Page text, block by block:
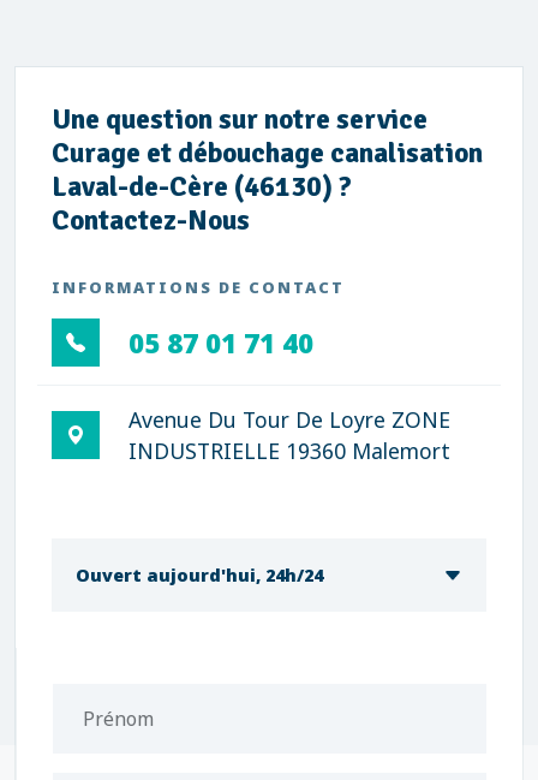
Une question sur notre service
Curage et débouchage canalisation
Laval-de-Cère (46130) ?
Contactez-Nous
INFORMATIONS DE CONTACT
05 87 01 71 40
Avenue Du Tour De Loyre ZONE
INDUSTRIELLE 19360 Malemort
Ouvert aujourd'hui, 24h/24
Prénom